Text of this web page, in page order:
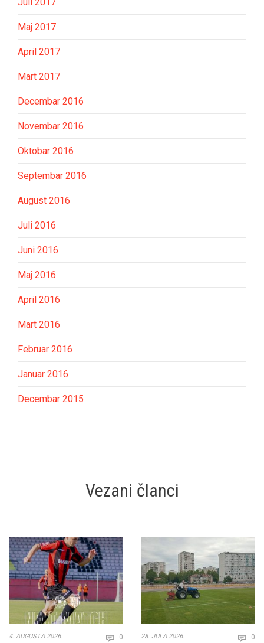
Maj 2017
April 2017
Mart 2017
Decembar 2016
Novembar 2016
Oktobar 2016
Septembar 2016
August 2016
Juli 2016
Juni 2016
Maj 2016
April 2016
Mart 2016
Februar 2016
Januar 2016
Decembar 2015
Vezani članci
4. AUGUSTA 2026.  0 Comments
28. JULA 2026.  0